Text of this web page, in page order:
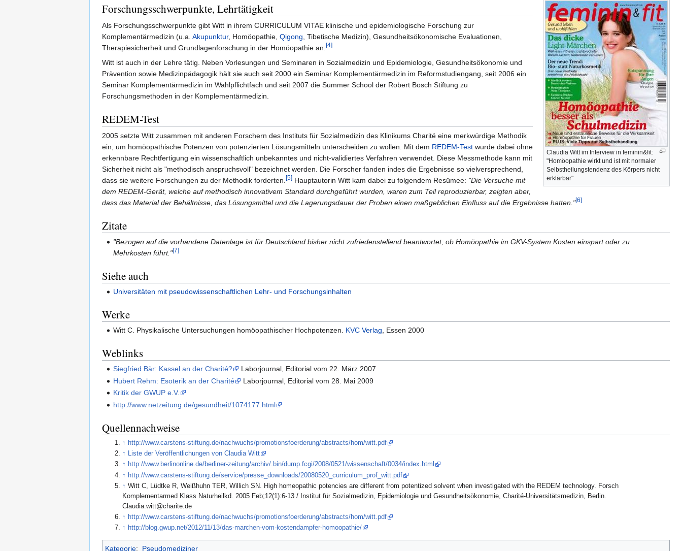
Claudia Witt im Interview in feminin&fit:
"Homöopathie wirkt und ist mit normaler
Selbstheilungstendenz des Körpers nicht
erklärbar"
Forschungsschwerpunkte, Lehrtätigkeit
Als Forschungsschwerpunkte gibt Witt in ihrem CURRICULUM VITAE klinische und epidemiologische Forschung zur
Komplementärmedizin (u.a. Akupunktur, Homöopathie, Qigong, Tibetische Medizin), Gesundheitsökonomische Evaluationen,
Therapiesicherheit und Grundlagenforschung in der Homöopathie an.[4]
Witt ist auch in der Lehre tätig. Neben Vorlesungen und Seminaren in Sozialmedizin und Epidemiologie, Gesundheitsökonomie und
Prävention sowie Medizinpädagogik hält sie auch seit 2000 ein Seminar Komplementärmedizin im Reformstudiengang, seit 2006 ein
Seminar Komplementärmedizin im Wahlpflichtfach und seit 2007 die Summer School der Robert Bosch Stiftung zu
Forschungsmethoden in der Komplementärmedizin.
REDEM-Test
2005 setzte Witt zusammen mit anderen Forschern des Instituts für Sozialmedizin des Klinikums Charité eine merkwürdige Methodik
ein, um homöopathische Potenzen von potenzierten Lösungsmitteln unterscheiden zu wollen. Mit dem REDEM-Test wurde dabei ohne
erkennbare Rechtfertigung ein wissenschaftlich unbekanntes und nicht-validiertes Verfahren verwendet. Diese Messmethode kann mit
Sicherheit nicht als "methodisch anspruchsvoll" bezeichnet werden. Die Forscher fanden indes die Ergebnisse so vielversprechend,
dass sie weitere Forschungen zu der Methodik forderten.[5] Hauptautorin Witt kam dabei zu folgendem Resümee: "Die Versuche mit
dem REDEM-Gerät, welche auf methodisch innovativem Standard durchgeführt wurden, waren zum Teil reproduzierbar, zeigten aber,
dass das Material der Behältnisse, das Lösungsmittel und die Lagerungsdauer der Proben einen maßgeblichen Einfluss auf die Ergebnisse hatten."[6]
Zitate
"Bezogen auf die vorhandene Datenlage ist für Deutschland bisher nicht zufriedenstellend beantwortet, ob Homöopathie im GKV-System Kosten einspart oder zu
Mehrkosten führt."[7]
Siehe auch
Universitäten mit pseudowissenschaftlichen Lehr- und Forschungsinhalten
Werke
Witt C. Physikalische Untersuchungen homöopathischer Hochpotenzen. KVC Verlag, Essen 2000
Weblinks
Siegfried Bär: Kassel an der Charité?
Laborjournal, Editorial vom 22. März 2007
Hubert Rehm: Esoterik an der Charité
Laborjournal, Editorial vom 28. Mai 2009
Kritik der GWUP e.V.
http://www.netzeitung.de/gesundheit/1074177.html
Quellennachweise
↑ http://www.carstens-stiftung.de/nachwuchs/promotionsfoerderung/abstracts/hom/witt.pdf
↑ Liste der Veröffentlichungen von Claudia Witt
↑ http://www.berlinonline.de/berliner-zeitung/archiv/.bin/dump.fcgi/2008/0521/wissenschaft/0034/index.html
↑ http://www.carstens-stiftung.de/service/presse_downloads/20080520_curriculum_prof_witt.pdf
↑ Witt C, Lüdtke R, Weißhuhn TER, Willich SN. High homeopathic potencies are different from potentized solvent when investigated with the REDEM technology. Forsch
Komplementarmed Klass Naturheilkd. 2005 Feb;12(1):6-13 / Institut für Sozialmedizin, Epidemiologie und Gesundheitsökonomie, Charité-Universitätsmedizin, Berlin.
Claudia.witt@charite.de
↑ http://www.carstens-stiftung.de/nachwuchs/promotionsfoerderung/abstracts/hom/witt.pdf
↑ http://blog.gwup.net/2012/11/13/das-marchen-vom-kostendampfer-homoopathie/
Kategorie: Pseudomediziner